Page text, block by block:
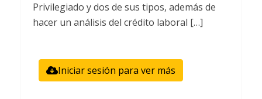
Privilegiado y dos de sus tipos, además de
hacer un análisis del crédito laboral […]
Iniciar sesión para ver más